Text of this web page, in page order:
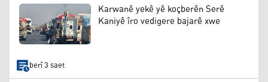
Karwanê yekê yê koçberên Serê
Kaniyê îro vedigere bajarê xwe
berî 3 saet